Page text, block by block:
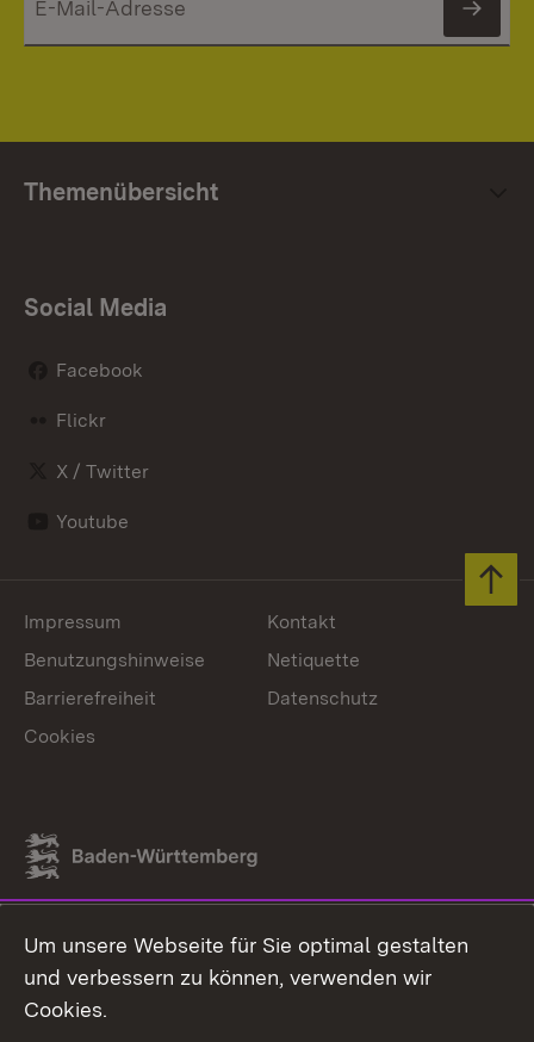
Themenübersicht
Social Media
Facebook
Flickr
X / Twitter
Youtube
Link zum Landesportal
Impressum
Kontakt
Benutzungshinweise
Netiquette
Barrierefreiheit
Datenschutz
Cookies
Um unsere Webseite für Sie optimal gestalten
und verbessern zu können, verwenden wir
Cookies.